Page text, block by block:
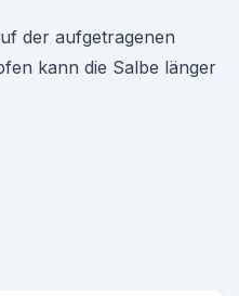
der aufgetragenen
kann die Salbe länger